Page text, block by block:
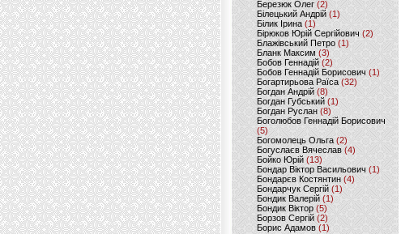
Березюк Олег(2)
Білецький Андрій (1)
Білик Ірина (1)
Бірюков Юрій Сергійович (2)
Блажівський Петро (1)
Бланк Максим(3)
Бобов Геннадій (2)
Бобов Геннадій Борисович (1)
Богартирьова Раїса (32)
Богдан Андрій(8)
Богдан Губський (1)
Богдан Руслан(8)
Боголюбов Геннадій Борисович
(5)
Богомолець Ольга (2)
Богуслаєв Вячеслав (4)
Бойко Юрій (13)
Бондар Віктор Васильович (1)
Бондарєв Костянтин (4)
Бондарчук Сергій(1)
Бондик Валерій (1)
Бондик Віктор(5)
Борзов Сергiй (2)
Борис Адамов(1)